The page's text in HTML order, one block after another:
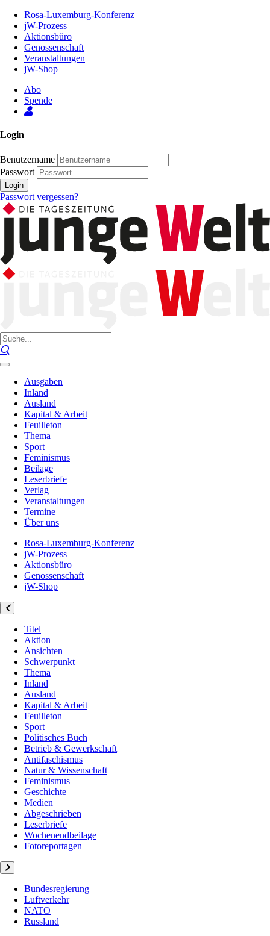
Inhalt
Seite
Rosa-Luxemburg-Konferenz
jW-Prozess
Aktionsbüro
Genossenschaft
Veranstaltungen
jW-Shop
Abo
Spende
Login
Benutzername
Passwort
Login
Passwort vergessen?
Ausgaben
Inland
Ausland
Kapital & Arbeit
Feuilleton
Thema
Sport
Feminismus
Beilage
Leserbriefe
Verlag
Veranstaltungen
Termine
Über uns
Rosa-Luxemburg-Konferenz
jW-Prozess
Aktionsbüro
Genossenschaft
jW-Shop
Titel
Aktion
Ansichten
Schwerpunkt
Thema
Inland
Ausland
Kapital & Arbeit
Feuilleton
Sport
Politisches Buch
Betrieb & Gewerkschaft
Antifaschismus
Natur & Wissenschaft
Feminismus
Geschichte
Medien
Abgeschrieben
Leserbriefe
Wochenendbeilage
Fotoreportagen
Bundesregierung
Luftverkehr
NATO
Russland